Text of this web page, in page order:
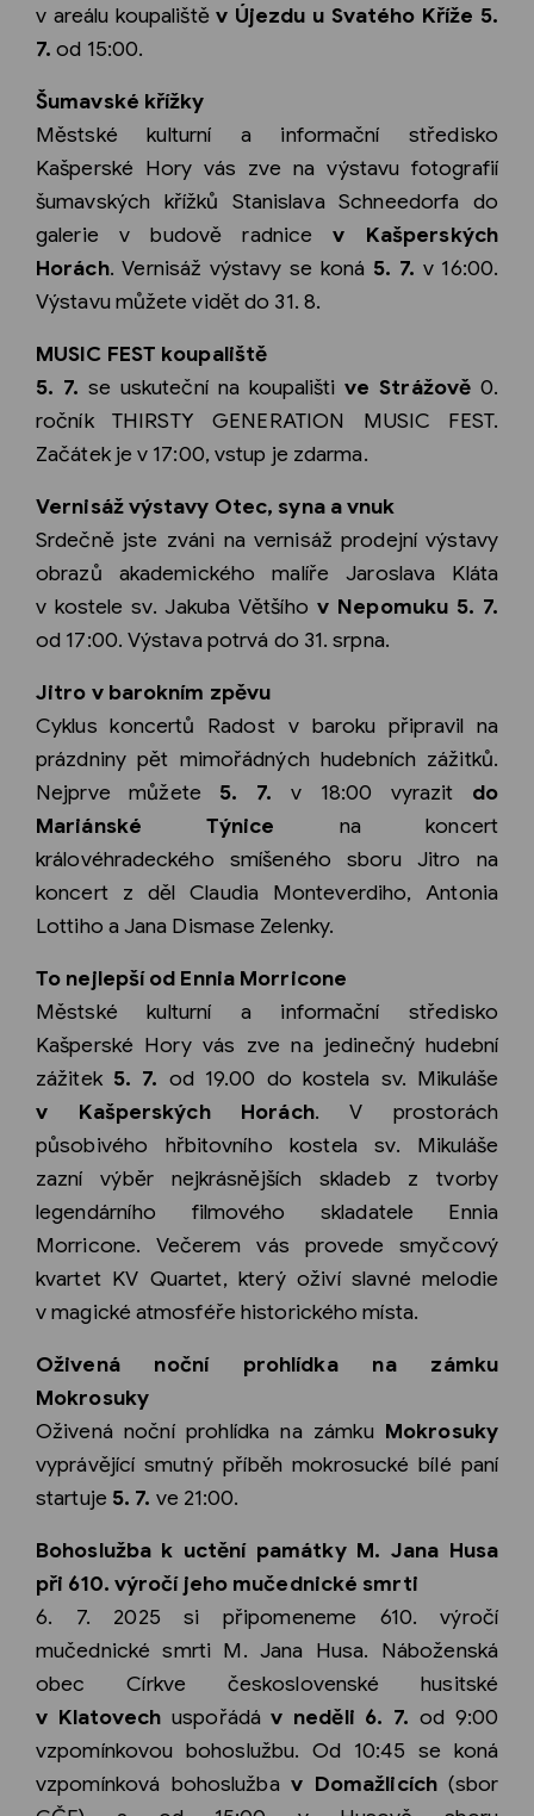
v areálu koupalištěv Újezdu u Svatého Kříže 5.
7. od 15:00.
Šumavské křížky
Městské kulturní a informační středisko
Kašperské Hory vás zve na výstavu fotografií
šumavských křížků Stanislava Schneedorfa do
galerie v budově radnicev Kašperských
Horách. Vernisáž výstavy se koná 5. 7. v 16:00.
Výstavu můžete vidět do 31. 8.
MUSIC FEST koupaliště
5. 7. se uskuteční na koupalištive Strážově 0.
ročník THIRSTY GENERATION MUSIC FEST.
Začátek je v 17:00, vstup je zdarma.
Vernisáž výstavy Otec, syna a vnuk
Srdečně jste zváni na vernisáž prodejní výstavy
obrazů akademického malíře Jaroslava Kláta
v kostele sv. Jakuba Většíhov Nepomuku 5. 7.
od 17:00. Výstava potrvá do 31. srpna.
Jitro v barokním zpěvu
Cyklus koncertů Radost v baroku připravil na
prázdniny pět mimořádných hudebních zážitků.
Nejprve můžete 5. 7. v 18:00 vyrazit do
Mariánské Týnice na koncert
královéhradeckého smíšeného sboru Jitro na
koncert z děl Claudia Monteverdiho, Antonia
Lottiho a Jana Dismase Zelenky.
To nejlepší od Ennia Morricone
Městské kulturní a informační středisko
Kašperské Hory vás zve na jedinečný hudební
zážitek 5. 7. od 19.00 do kostela sv. Mikuláše
v Kašperských Horách. V prostorách
působivého hřbitovního kostela sv. Mikuláše
zazní výběr nejkrásnějších skladeb z tvorby
legendárního filmového skladatele Ennia
Morricone. Večerem vás provede smyčcový
kvartet KV Quartet, který oživí slavné melodie
v magické atmosféře historického místa.
Oživená noční prohlídka na zámku
Mokrosuky
Oživená noční prohlídka na zámku Mokrosuky
vyprávějící smutný příběh mokrosucké bílé paní
startuje 5. 7. ve 21:00.
Bohoslužba k uctění památky M. Jana Husa
při 610. výročí jeho mučednické smrti
6. 7. 2025 si připomeneme 610. výročí
mučednické smrti M. Jana Husa. Náboženská
obec Církve československé husitské
v Klatovech uspořádáv neděli 6. 7. od 9:00
vzpomínkovou bohoslužbu. Od 10:45 se koná
vzpomínková bohoslužbav Domažlicích(sbor